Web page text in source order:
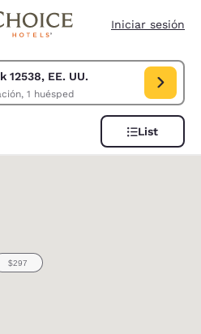
Iniciar sesión
12538, EE. UU.
1 habitación, 1 huésped
Park, Nueva York 12538, EE. UU..
List